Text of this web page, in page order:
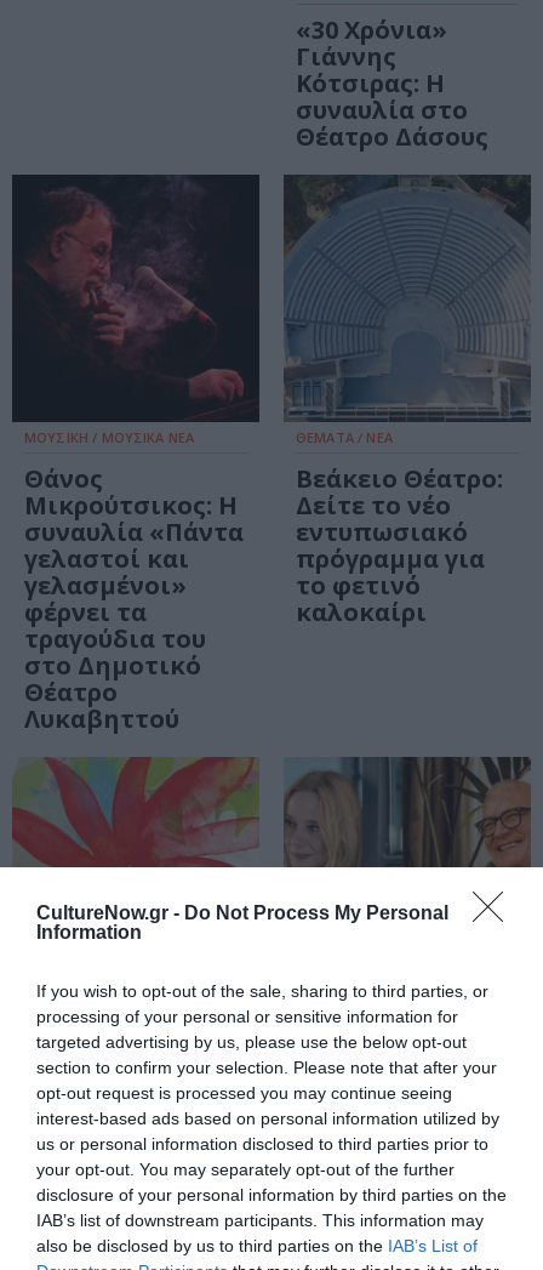
CultureNow.gr - Do Not Process My Personal
Information
If you wish to opt-out of the sale, sharing to third parties, or
processing of your personal or sensitive information for
targeted advertising by us, please use the below opt-out
section to confirm your selection. Please note that after your
opt-out request is processed you may continue seeing
interest-based ads based on personal information utilized by
us or personal information disclosed to third parties prior to
your opt-out. You may separately opt-out of the further
disclosure of your personal information by third parties on the
IAB’s list of downstream participants. This information may
also be disclosed by us to third parties on the IAB’s List of
«30 Χρόνια»
Γιάννης
Κότσιρας: Η
συναυλία στο
Θέατρο Δάσους
ΜΟΥΣΙΚΗ / ΜΟΥΣΙΚΑ ΝΕΑ
Θάνος
Μικρούτσικος: Η
συναυλία «Πάντα
γελαστοί και
γελασμένοι»
φέρνει τα
τραγούδια του
στο Δημοτικό
Θέατρο
Λυκαβηττού
ΘΕΜΑΤΑ / ΝΕΑ
Βεάκειο Θέατρο:
Δείτε το νέο
εντυπωσιακό
πρόγραμμα για
το φετινό
καλοκαίρι
ΦΕΣΤΙΒΑΛ / ΝΕΑ
Έρχεται το 12ο
Φεστιβάλ
Δάσους:
Πρόγραμμα
Μαΐου – Ιουλίου
ΜΟΥΣΙΚΗ / ΜΟΥΣΙΚΑ ΝΕΑ
Τα τραγούδια
μας: Ευανθία
Ρεμπούτσικα &
Άρης Δαβαράκης
στο Θέατρο
Παλλάς